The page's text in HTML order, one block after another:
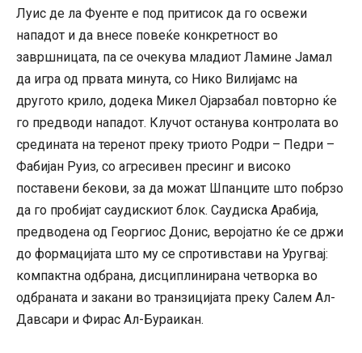
Луис де ла Фуенте е под притисок да го освежи
нападот и да внесе повеќе конкретност во
завршницата, па се очекува младиот Ламине Јамал
да игра од првата минута, со Нико Вилијамс на
другото крило, додека Микел Ојарзабал повторно ќе
го предводи нападот. Клучот останува контролата во
средината на теренот преку триото Родри – Педри –
Фабијан Руиз, со агресивен пресинг и високо
поставени бекови, за да можат Шпанците што побрзо
да го пробијат саудискиот блок. Саудиска Арабија,
предводена од Георгиос Донис, веројатно ќе се држи
до формацијата што му се спротивстави на Уругвај:
компактна одбрана, дисциплинирана четворка во
одбраната и закани во транзицијата преку Салем Ал-
Давсари и Фирас Ал-Бураикан.